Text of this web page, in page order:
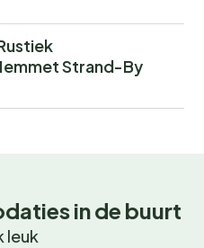
Strand-By
in de buurt
leuk